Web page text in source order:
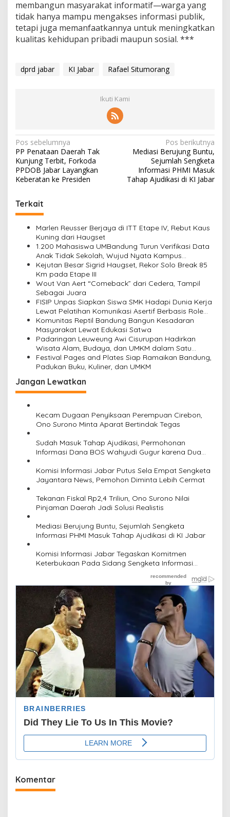
membangun masyarakat informatif—warga yang
tidak hanya mampu mengakses informasi publik,
tetapi juga memanfaatkannya untuk meningkatkan
kualitas kehidupan pribadi maupun sosial. ***
dprd jabar KI Jabar Rafael Situmorang
Ikuti Kami
N
a
v
g
a
Pos sebelumnya
PP Penataan Daerah Tak
Kunjung Terbit, Forkoda
PPDOB Jabar Layangkan
Keberatan ke Presiden
Pos berikutnya
Mediasi Berujung Buntu,
Sejumlah Sengketa
Informasi PHMI Masuk
Tahap Ajudikasi di KI Jabar
Terkait
Marlen Reusser Berjaya di ITT Etape IV, Rebut Kaus
Kuning dari Haugset
1.200 Mahasiswa UMBandung Turun Verifikasi Data
Anak Tidak Sekolah, Wujud Nyata Kampus
Membantu Jawa Barat Menyelamatkan Generasi
Kejutan Besar Sigrid Haugset, Rekor Solo Break 85
Km pada Etape III
Wout Van Aert “Comeback” dari Cedera, Tampil
Sebagai Juara
FISIP Unpas Siapkan Siswa SMK Hadapi Dunia Kerja
Lewat Pelatihan Komunikasi Asertif Berbasis Role
Play
Komunitas Reptil Bandung Bangun Kesadaran
Masyarakat Lewat Edukasi Satwa
Padaringan Leuweung Awi Cisurupan Hadirkan
Wisata Alam, Budaya, dan UMKM dalam Satu
Kawasan
Festival Pages and Plates Siap Ramaikan Bandung,
Padukan Buku, Kuliner, dan UMKM
Jangan Lewatkan
Kecam Dugaan Penyiksaan Perempuan Cirebon,
Ono Surono Minta Aparat Bertindak Tegas
Sudah Masuk Tahap Ajudikasi, Permohonan
Informasi Dana BOS Wahyudi Gugur karena Dua
Komisi Informasi Jabar Putus Sela Empat Sengketa
Jayantara News, Pemohon Diminta Lebih Cermat
Tekanan Fiskal Rp2,4 Triliun, Ono Surono Nilai
Pinjaman Daerah Jadi Solusi Realistis
Mediasi Berujung Buntu, Sejumlah Sengketa
Informasi PHMI Masuk Tahap Ajudikasi di KI Jabar
Komisi Informasi Jabar Tegaskan Komitmen
Keterbukaan Pada Sidang Sengketa Informasi
Komentar